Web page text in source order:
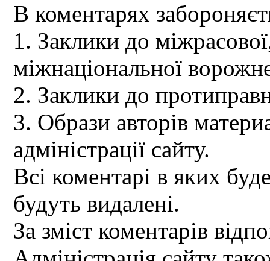
В коментарях
1. Заклики до
міжнаціональної
2. Заклики до
3. Образи авторів
адміністрації сайту.
Всі коментарі в яких
будуть видалені.
За зміст коментарів